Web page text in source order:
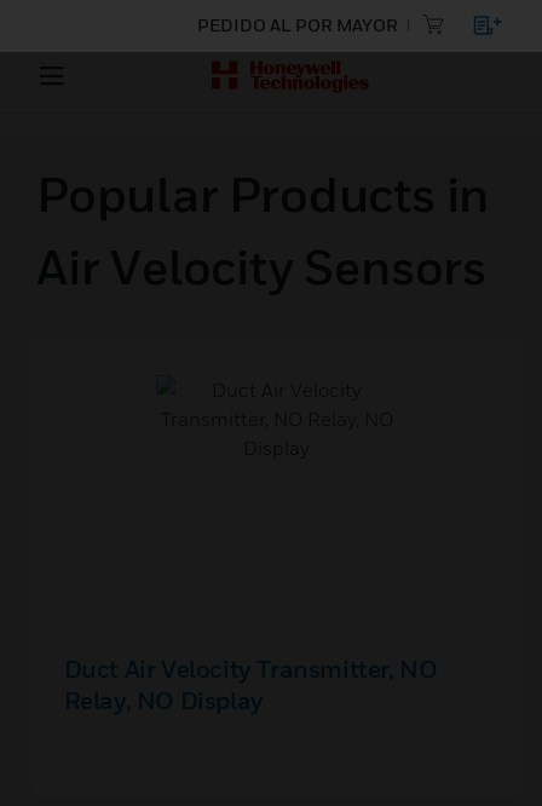
PEDIDO AL POR MAYOR
Duct Air Velocity Transmitter, NO
Relay, NO Display